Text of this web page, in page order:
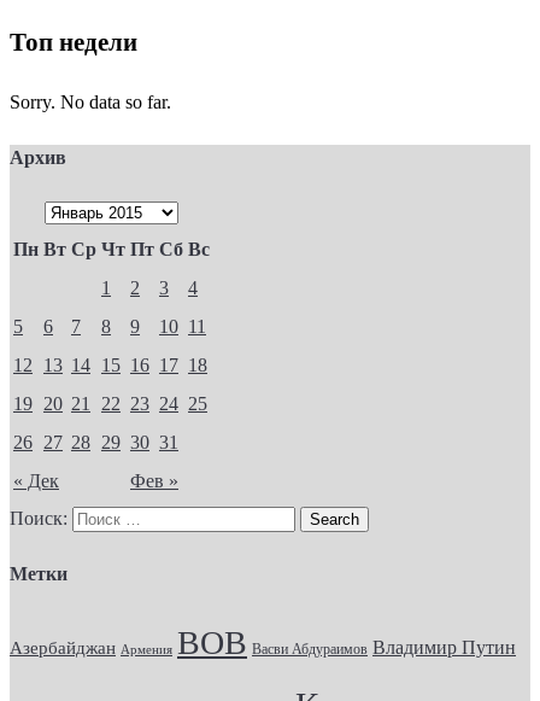
Топ недели
Sorry. No data so far.
Архив
Пн Вт Ср Чт Пт Сб Вс
« Дек Фев »
1 2 3
4
5
6 7 8 9 10 11
12
13 14 15 16 17 18
19 20 21 22 23 24 25
26 27 28 29 30 31
Поиск:
Метки
Азербайджан Армения ВОВ Васви Абдураимов Владимир Путин